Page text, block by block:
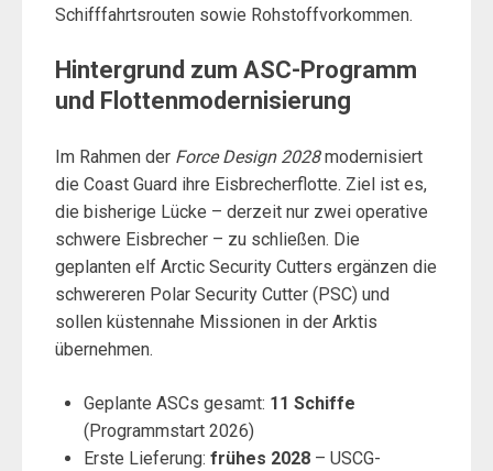
Schifffahrtsrouten sowie Rohstoffvorkommen.
Hintergrund zum ASC-Programm
und Flottenmodernisierung
Im Rahmen der Force Design 2028modernisiert
die Coast Guard ihre Eisbrecherflotte. Ziel ist es,
die bisherige Lücke – derzeit nur zwei operative
schwere Eisbrecher – zu schließen. Die
geplanten elf Arctic Security Cutters ergänzen die
schwereren Polar Security Cutter (PSC) und
sollen küstennahe Missionen in der Arktis
übernehmen.
Geplante ASCs gesamt: 11 Schiffe
(Programmstart 2026)
Erste Lieferung: frühes 2028– USCG-